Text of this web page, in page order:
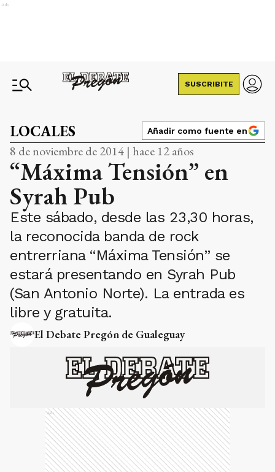
Ads
SUSCRIBITE
LOCALES Añadir como fuente en
8 de noviembre de 2014 | hace 12 años
“Máxima Tensión” en
Syrah Pub
Este sábado, desde las 23,30 horas,
la reconocida banda de rock
entrerriana “Máxima Tensión” se
estará presentando en Syrah Pub
(San Antonio Norte). La entrada es
libre y gratuita.
El Debate Pregón de Gualeguay
Ads